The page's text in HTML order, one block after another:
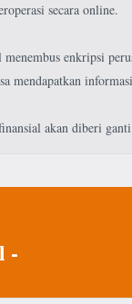
secara online.
enkripsi
mendapatkan
akan diberi
-